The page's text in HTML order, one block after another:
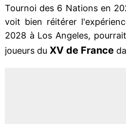
Tournoi des 6 Nations en
voit bien réitérer
2028 à Los Angeles,
joueurs du XV de France